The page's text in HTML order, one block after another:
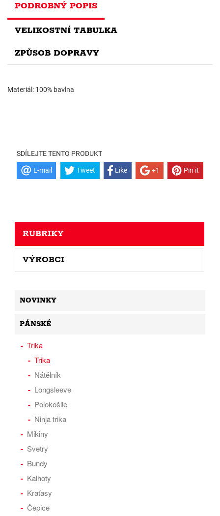
PODROBNÝ POPIS
VELIKOSTNÍ TABULKA
ZPŮSOB DOPRAVY
Materiál: 100% bavlna
SDÍLEJTE TENTO PRODUKT
E-mail Tweet Like +1 Pin it
RUBRIKY
VÝROBCI
NOVINKY
PÁNSKÉ
Trika
Trika
Nátělník
Longsleeve
Polokošile
Ninja trika
Mikiny
Svetry
Bundy
Kalhoty
Kraťasy
Čepice